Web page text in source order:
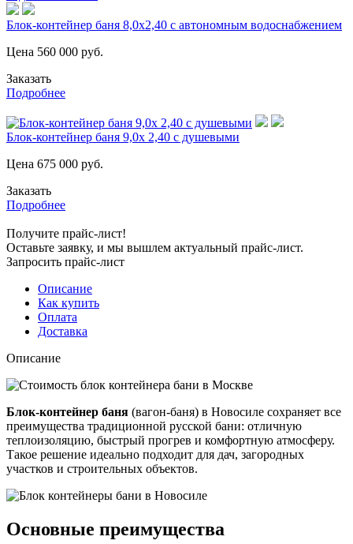
Блок-контейнер баня 8,0х2,40 с автономным водоснабжением
Цена 560 000 руб.
Заказать
Подробнее
Блок-контейнер баня 9,0х 2,40 с душевыми
Цена 675 000 руб.
Заказать
Подробнее
Получите прайс-лист!
Оставьте заявку, и мы вышлем актуальный прайс-лист.
Запросить прайс-лист
Описание
Как купить
Оплата
Доставка
Описание
Блок-контейнер баня (вагон-баня) в Новосиле сохраняет все
преимущества традиционной русской бани: отличную
теплоизоляцию, быстрый прогрев и комфортную атмосферу.
Такое решение идеально подходит для дач, загородных
участков и строительных объектов.
Основные преимущества